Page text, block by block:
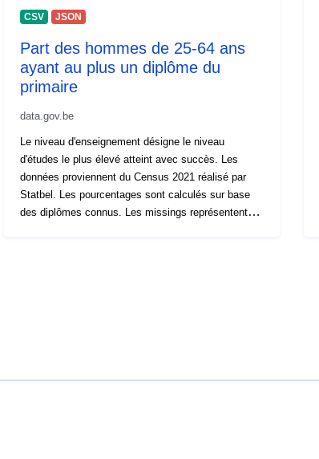
CSV JSON
Part des hommes de 25-64 ans
ayant au plus un diplôme du
primaire
data.gov.be
Le niveau d'enseignement désigne le niveau
d'études le plus élevé atteint avec succès. Les
données proviennent du Census 2021 réalisé par
Statbel. Les pourcentages sont calculés sur base
des diplômes connus. Les missings représentent en